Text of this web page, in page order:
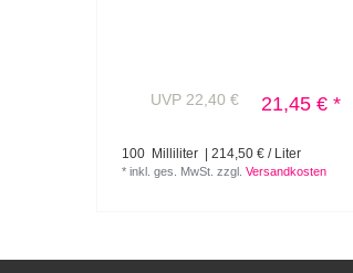
UVP 22,40 € 21,45 € *
100 Milliliter | 214,50 € / Liter
*inkl. ges. MwSt. zzgl.Versandkosten